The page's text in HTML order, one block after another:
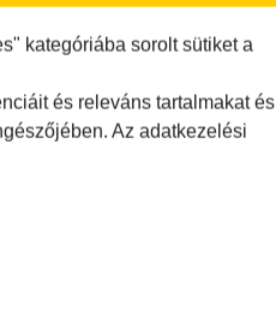
kategóriába sorolt sütiket a
és releváns tartalmakat és
Az adatkezelési